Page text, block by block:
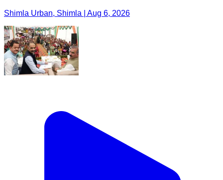
Shimla Urban, Shimla | Aug 6, 2026